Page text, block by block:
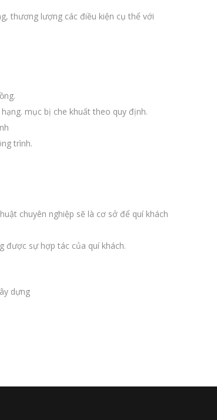
thương lượng các điều kiện cụ thể với
mục bị che khuất theo quy định.
trình.
chuyên nghiệp sẽ là cơ sở để quí khách
được sự hợp tác của quí khách.
dựng